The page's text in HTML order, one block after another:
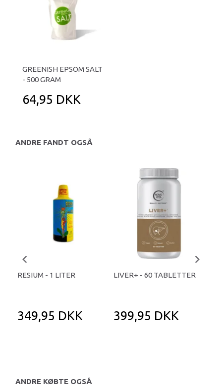
GREENISH EPSOM SALT
- 500 GRAM
64,95 DKK
ANDRE FANDT OGSÅ
RESIUM - 1 LITER
349,95 DKK
LIVER+ - 60 TABLETTER
399,95 DKK
ANDRE KØBTE OGSÅ